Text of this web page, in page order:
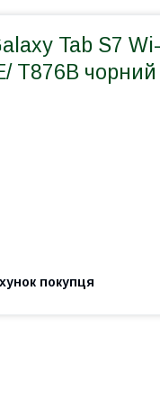
Tab S7 Wi-
T876B чорний
покупця